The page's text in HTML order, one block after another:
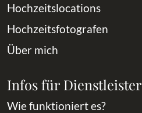
Hochzeitslocations
Hochzeitsfotografen
Über mich
Infos für Dienstleister
Wie funktioniert es?